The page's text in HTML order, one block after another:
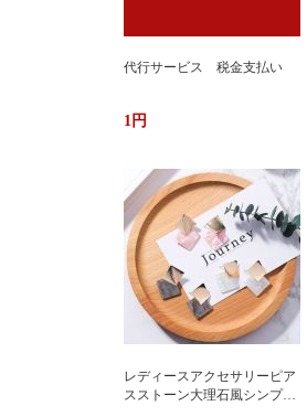
代行サービス 税金支払い
1円
レディースアクセサリーピア
スストーン大理石風シンプル